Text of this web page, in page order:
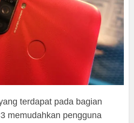
terdapat pada bagian
memudahkan pengguna